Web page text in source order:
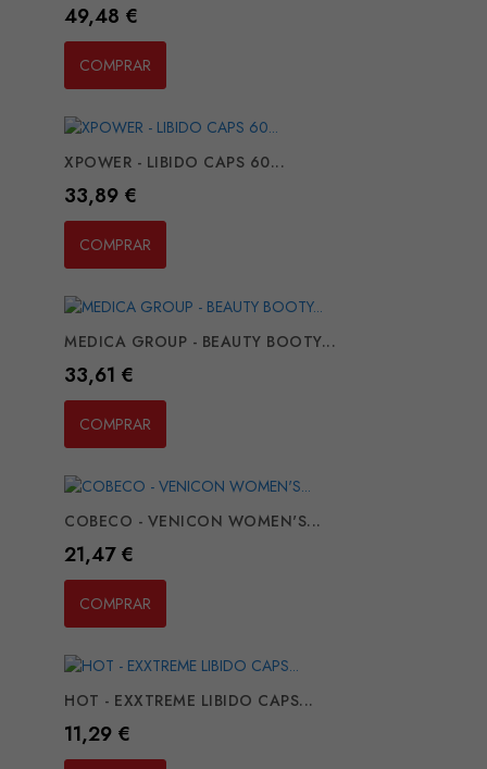
Preço
49,48 €
COMPRAR
XPOWER - LIBIDO CAPS 60...
Preço
33,89 €
COMPRAR
MEDICA GROUP - BEAUTY BOOTY...
Preço
33,61 €
COMPRAR
COBECO - VENICON WOMEN'S...
Preço
21,47 €
COMPRAR
HOT - EXXTREME LIBIDO CAPS...
Preço
11,29 €